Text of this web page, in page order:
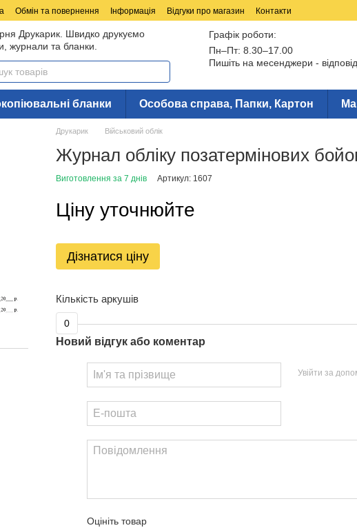
Обмін та повернення Інформація Відгуки про магазин Контакти
Друкарик. Швидко друкуємо
журнали та бланки.
Графік роботи:
Пн–Пт: 8.30–17.00
Пишіть на месенджери -
бланки Особова справа, Папки, Картон
Друкарик Військовий облік
Журнал обліку позатермінових
Виготовлення за 7 днів Артикул: 1607
Ціну уточнюйте
Дізнатися ціну
Кількість аркушів
0
Новий відгук або коментар
Увійти за
Оцініть товар